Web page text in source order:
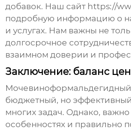
добавок. Наш сайт https://
подробную информацию о
и услугах. Нам важны не
долгосрочное
взаимном доверии и
Заключение: баланс
бюджетный, но
многих задач. Однако,
особенностях и правильно